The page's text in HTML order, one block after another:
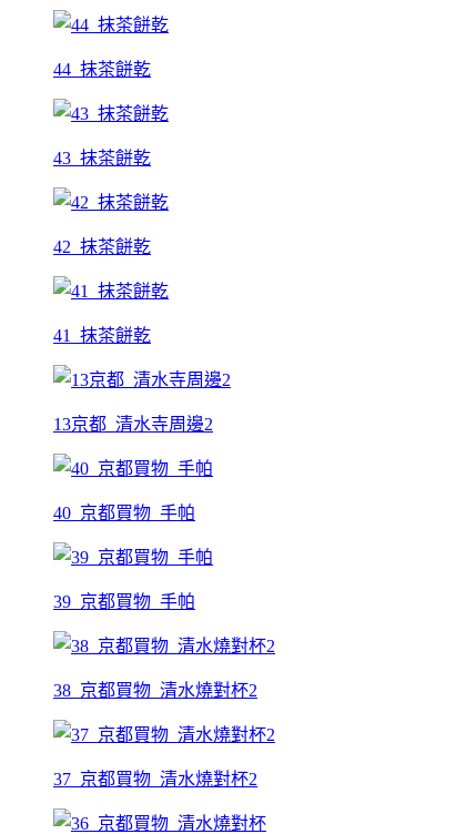
44_抹茶餅乾
43_抹茶餅乾
42_抹茶餅乾
41_抹茶餅乾
13京都_清水寺周邊2
40_京都買物_手帕
39_京都買物_手帕
38_京都買物_清水燒對杯2
37_京都買物_清水燒對杯2